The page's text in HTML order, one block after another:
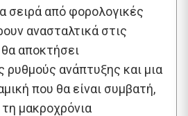
σειρά από φορολογικές
ανασταλτικά στις
αποκτήσει
ανάπτυξης και μια
που θα είναι συμβατή,
μακροχρόνια